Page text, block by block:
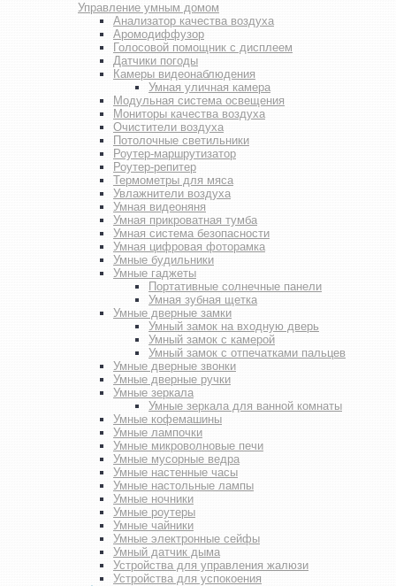
Управление умным домом
Анализатор качества воздуха
Аромодиффузор
Голосовой помощник с дисплеем
Датчики погоды
Камеры видеонаблюдения
Умная уличная камера
Модульная система освещения
Мониторы качества воздуха
Очистители воздуха
Потолочные светильники
Роутер-маршрутизатор
Роутер-репитер
Термометры для мяса
Увлажнители воздуха
Умная видеоняня
Умная прикроватная тумба
Умная система безопасности
Умная цифровая фоторамка
Умные будильники
Умные гаджеты
Портативные солнечные панели
Умная зубная щетка
Умные дверные замки
Умный замок на входную дверь
Умный замок с камерой
Умный замок с отпечатками пальцев
Умные дверные звонки
Умные дверные ручки
Умные зеркала
Умные зеркала для ванной комнаты
Умные кофемашины
Умные лампочки
Умные микроволновые печи
Умные мусорные ведра
Умные настенные часы
Умные настольные лампы
Умные ночники
Умные роутеры
Умные чайники
Умные электронные сейфы
Умный датчик дыма
Устройства для управления жалюзи
Устройства для успокоения